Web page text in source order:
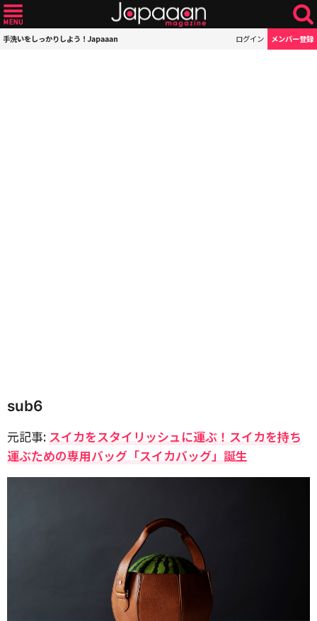
手洗いをしっかりしよう！Japaaan ログイン メンバー登録
sub6
元記事: スイカをスタイリッシュに運ぶ！スイカを持ち
運ぶための専用バッグ「スイカバッグ」誕生